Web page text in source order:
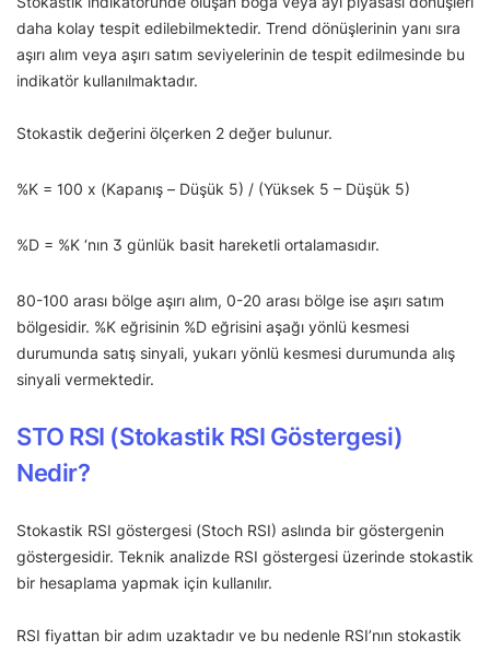
daha kolay tespit edilebilmektedir. Trend dönüşlerinin yanı sıra
aşırı alım veya aşırı satım seviyelerinin de tespit edilmesinde bu
indikatör kullanılmaktadır.
Stokastik değerini ölçerken 2 değer bulunur.
%K = 100 x (Kapanış – Düşük 5) / (Yüksek 5 – Düşük 5)
%D = %K ‘nın 3 günlük basit hareketli ortalamasıdır.
80-100 arası bölge aşırı alım, 0-20 arası bölge ise aşırı satım
bölgesidir. %K eğrisinin %D eğrisini aşağı yönlü kesmesi
durumunda satış sinyali, yukarı yönlü kesmesi durumunda alış
sinyali vermektedir.
STO RSI (Stokastik RSI Göstergesi)
Nedir?
Stokastik RSI göstergesi (Stoch RSI) aslında bir göstergenin
göstergesidir. Teknik analizde RSI göstergesi üzerinde stokastik
bir hesaplama yapmak için kullanılır.
RSI fiyattan bir adım uzaktadır ve bu nedenle RSI’nın stokastik